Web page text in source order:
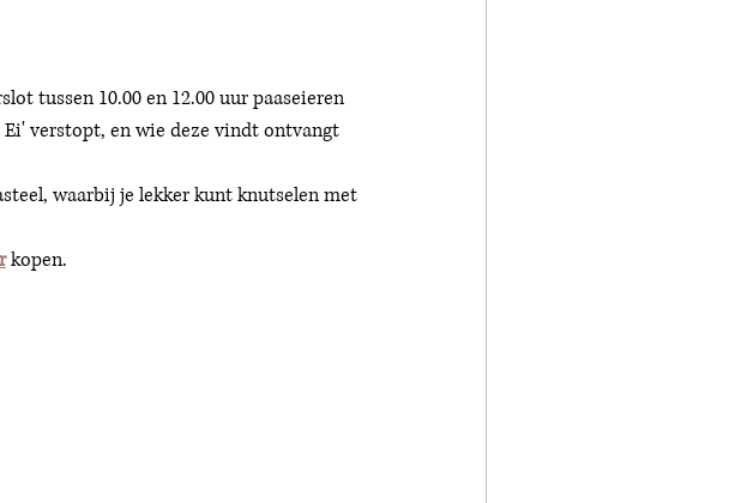
tussen 10.00 en 12.00 uur paaseieren
verstopt, en wie deze vindt ontvangt
waarbij je lekker kunt knutselen met
kopen.